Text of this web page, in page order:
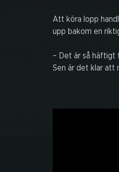
Att köra lopp
upp bakom en
– Det är så häftigt
Sen är det klar att